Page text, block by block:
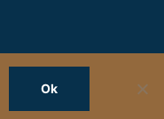
Ok